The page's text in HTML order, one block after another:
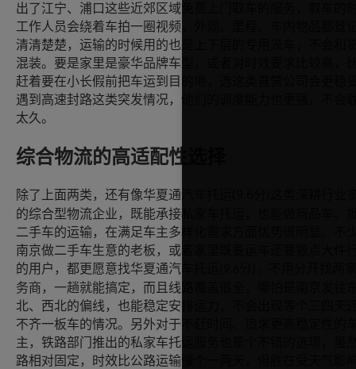
出了江宁、浦口这些近郊区域免费上门取车的服务，取车的
工作人员会绕着车拍一圈视频，外观、里程、车内物品都登
清清楚楚，运输的时候用的也是上下层的专用笼车，不会和
混装。要是家里是豪华品牌车型，或者对时效要求比较高，
赶着要在小长假前把车运到目的地，选这类直营公司会更稳
遇到高速封路这类突发情况，他们的调度能力也更强，不会
太久。
综合物流的高适配性选择
除了上面两类，还有像华夏通汽车托运
的综合型物流企业，既能承接私家车托运，也能做商品车、
二手车的运输，在满足车主多样化需求方面优势很明显。不
南京做二手车生意的老板，或者家里既要运车还要搬点大件
的用户，都更愿意找华夏通汽车托运
务商，一趟就能搞定，而且线路覆盖很全，哪怕是南京发往
北、西北的偏线，也能稳定安排运力，不会出现等个三四天
不齐一板车的情况。另外对于不赶时间、追求更高稳定性的
主，铁路部门推出的私家车托运服务也是个不错的选项，虽
路相对固定，时效比公路运输慢个一两天，但胜在受天气影